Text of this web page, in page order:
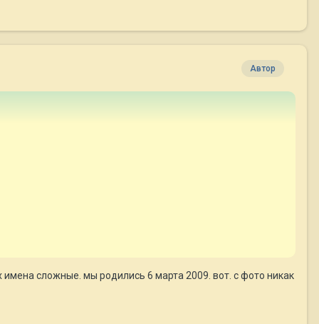
Автор
сложные. мы родились 6 марта 2009. вот. с фото никак